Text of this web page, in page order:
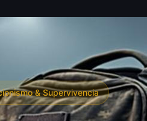
& Supervivencia